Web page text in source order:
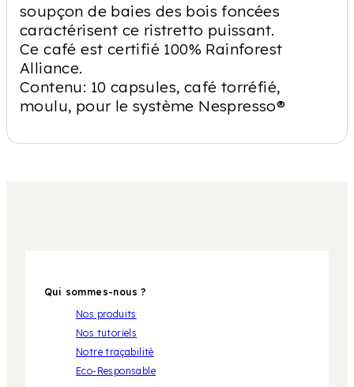
soupçon de baies des bois foncées
caractérisent ce ristretto puissant.
Ce café est certifié 100% Rainforest
Alliance.
Contenu: 10 capsules, café torréfié,
moulu, pour le système Nespresso®
Qui sommes-nous ?
Nos produits
Nos tutoriels
Notre traçabilité
Eco-Responsable